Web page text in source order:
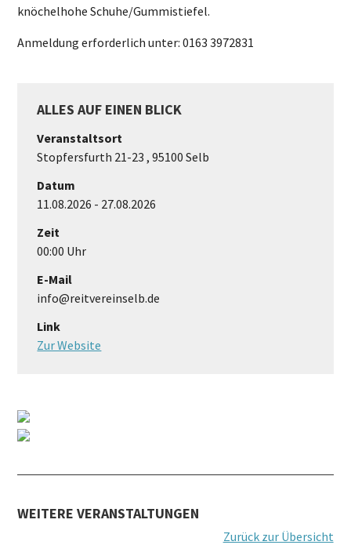
knöchelhohe Schuhe/Gummistiefel.
Anmeldung erforderlich unter: 0163 3972831
ALLES AUF EINEN BLICK
Veranstaltsort
Stopfersfurth 21-23 , 95100 Selb
Datum
11.08.2026 - 27.08.2026
Zeit
00:00 Uhr
E-Mail
info@reitvereinselb.de
Link
Zur Website
WEITERE VERANSTALTUNGEN
Zurück zur Übersicht